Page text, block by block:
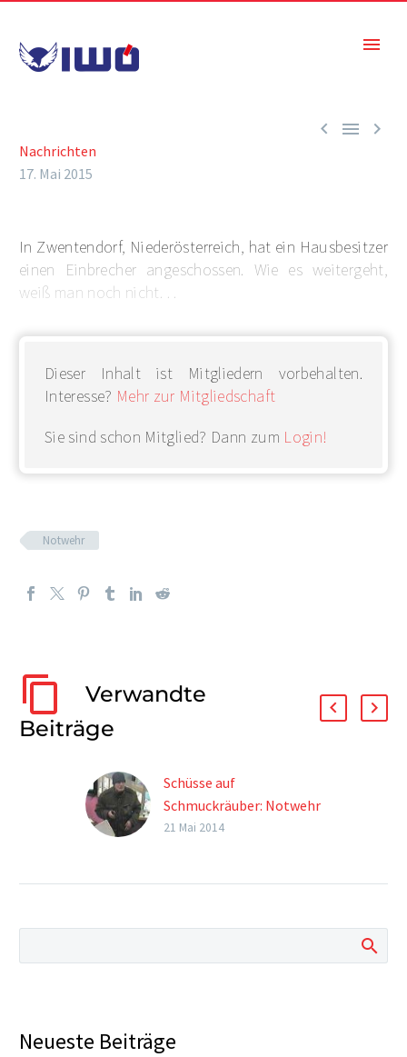
  
Nachrichten
17. Mai 2015
In Zwentendorf, Niederösterreich, hat ein Hausbesitzer
einen Einbrecher angeschossen. Wie es weitergeht,
weiß man noch nicht. . .
Dieser Inhalt ist Mitgliedern vorbehalten.
Interesse? Mehr zur Mitgliedschaft
Sie sind schon Mitglied? Dann zum Login!
Notwehr
Verwandte
Beiträge
Schüsse auf
Schmuckräuber: Notwehr
oder Selbstjustiz?
Gemüter. Was war
21 Mai 2014
Neueste Beiträge